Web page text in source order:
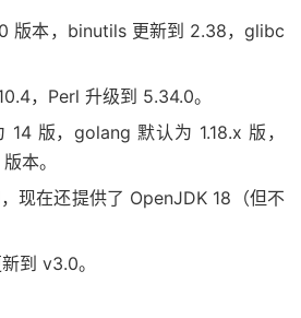
版本，binutils 更新到 2.38，glibc
，Perl 升级到 5.34.0。
14 版，golang 默认为 1.18.x 版，
本。
现在还提供了 OpenJDK 18（但不
到 v3.0。